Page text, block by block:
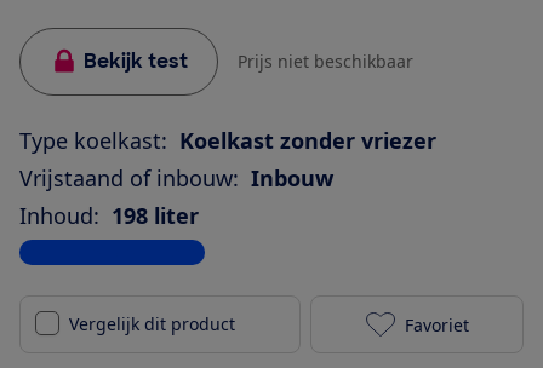
Bekijk test Prijs niet beschikbaar
Type koelkast: Koelkast zonder vriezer
Vrijstaand of inbouw: Inbouw
Inhoud: 198 liter
Bekijk alle specificaties
Vergelijk dit product Pelgrim
Favoriet